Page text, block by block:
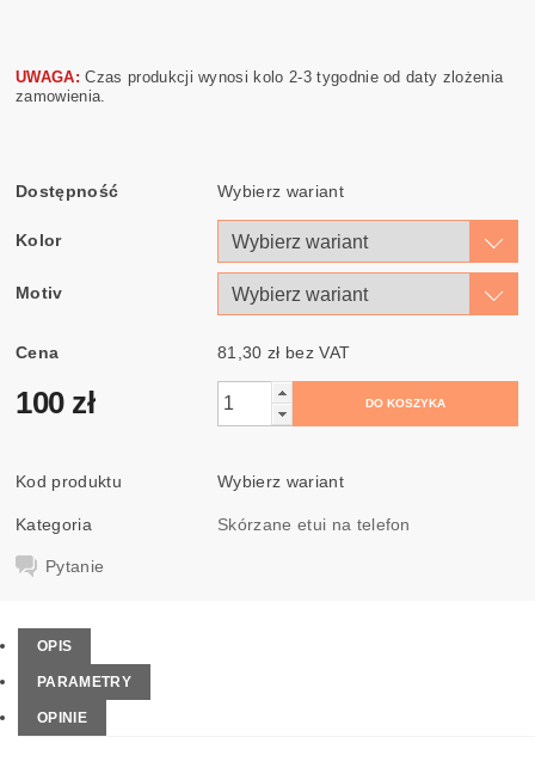
UWAGA: Czas produkcji wynosi kolo 2-3 tygodnie od daty zlożenia
zamowienia.
Dostępność Wybierz wariant
Kolor
Motiv
Cena 81,30 zł bez VAT
100 zł
Kod produktu Wybierz wariant
Kategoria Skórzane etui na telefon
Pytanie
OPIS
PARAMETRY
OPINIE